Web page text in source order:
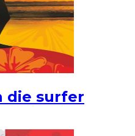
die surfer